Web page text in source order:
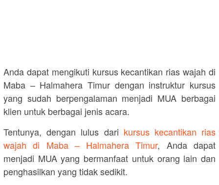
Anda dapat mengikuti kursus kecantikan rias wajah di
Maba – Halmahera Timur dengan instruktur kursus
yang sudah berpengalaman menjadi MUA berbagai
klien untuk berbagai jenis acara.
Tentunya, dengan lulus dari kursus kecantikan rias
wajah di Maba – Halmahera Timur, Anda dapat
menjadi MUA yang bermanfaat untuk orang lain dan
penghasilkan yang tidak sedikit.